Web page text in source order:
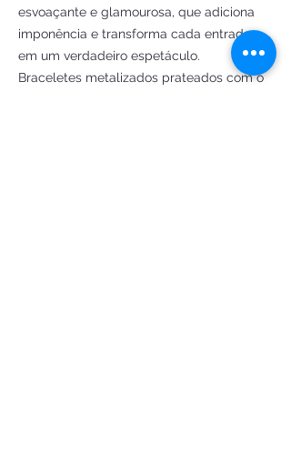
esvoaçante e glamourosa, que adiciona
imponência e transforma cada entrada
em um verdadeiro espetáculo.
Braceletes metalizados prateados com o